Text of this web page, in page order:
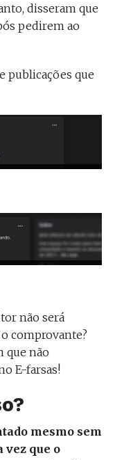
disseram que
pedirem ao
publicações que
não será
comprovante?
que não
E-farsas!
mesmo sem
vez que o